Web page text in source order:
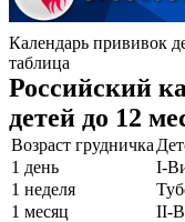
Календарь прививок
таблица
Российский
детей до 12
Возраст грудничка
1 день
I-
1 неделя
1 месяц
II-